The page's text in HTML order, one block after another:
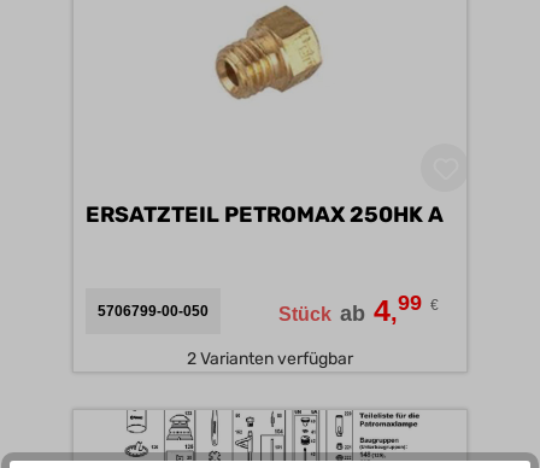
ERSATZTEIL PETROMAX 250HK A
5706799-00-050 Stück ab 4,99 €
2 Varianten verfügbar